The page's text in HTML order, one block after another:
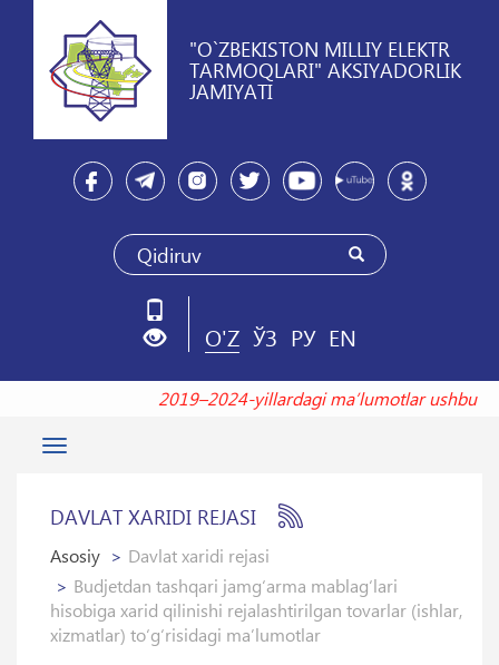
"O`ZBEKISTON MILLIY ELEKTR
TARMOQLARI" AKSIYADORLIK
JAMIYATI
O'Z ЎЗ РУ EN
2019–2024-yillardagi maʼlumotlar ushbu
Toggle
DAVLAT XARIDI REJASI
Asosiy
Davlat xaridi rejasi
Budjetdan tashqari jamg‘arma mablag‘lari
hisobiga xarid qilinishi rejalashtirilgan tovarlar (ishlar,
xizmatlar) to‘g‘risidagi maʼlumotlar